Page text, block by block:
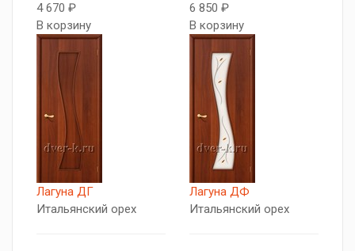
4 670 ₽
В корзину
6 850 ₽
В корзину
Лагуна ДГ
Итальянский орех
Лагуна ДФ
Итальянский орех